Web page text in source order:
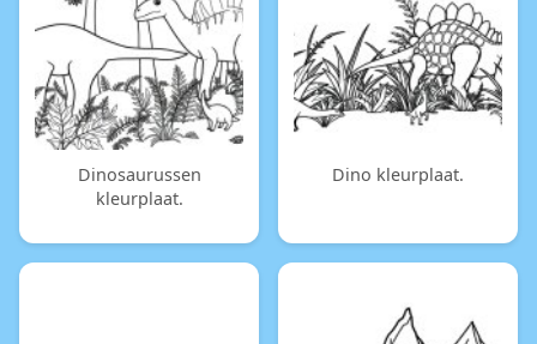
Dinosaurussen
kleurplaat.
Dino kleurplaat.